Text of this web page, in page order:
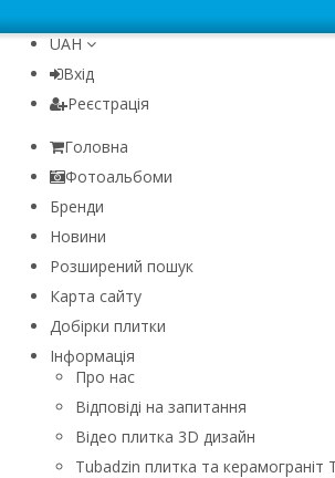
UAH
Вхід
Реєстрація
Головна
Фотоальбоми
Бренди
Новини
Розширений пошук
Карта сайту
Добірки плитки
Інформація
Про нас
Відповіді на запитання
Відео плитка 3D дизайн
Tubadzin плитка та